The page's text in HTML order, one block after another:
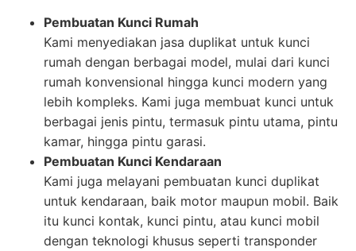
Pembuatan Kunci Rumah
Kami menyediakan jasa duplikat untuk kunci
rumah dengan berbagai model, mulai dari kunci
rumah konvensional hingga kunci modern yang
lebih kompleks. Kami juga membuat kunci untuk
berbagai jenis pintu, termasuk pintu utama, pintu
kamar, hingga pintu garasi.
Pembuatan Kunci Kendaraan
Kami juga melayani pembuatan kunci duplikat
untuk kendaraan, baik motor maupun mobil. Baik
itu kunci kontak, kunci pintu, atau kunci mobil
dengan teknologi khusus seperti transponder